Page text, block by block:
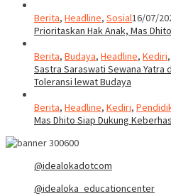
Berita, Headline, Sosial16/07/
Prioritaskan Hak Anak, Mas
Berita, Budaya, Headline, Kediri,
Sastra Saraswati Sewana Yatra
Toleransi lewat Budaya
Berita, Headline, Kediri,
Mas Dhito Siap Dukung
@idealokadotcom
@idealoka_educationcenter